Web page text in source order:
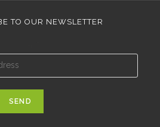
TO OUR NEWSLETTER